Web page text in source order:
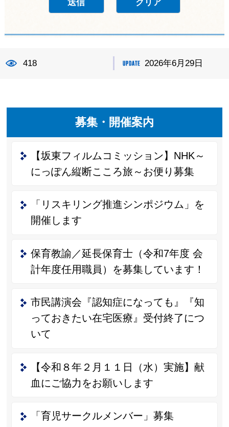
418 2026年6月29日
募集・開催案内
【坂東フィルムコミッション】NHK～
にっぽん縦断こころ旅～お便り募集
「リスキリング推進シンポジウム」を
開催します
保育教諭／延長保育士（令和7年度 会
計年度任用職員）を募集しています！
市民講演会『認知症になっても』『知
っておきたい在宅医療』受付終了につ
いて
【令和８年２月１１日（水）実施】献
血にご協力をお願いします
「育児サークルメンバー」募集